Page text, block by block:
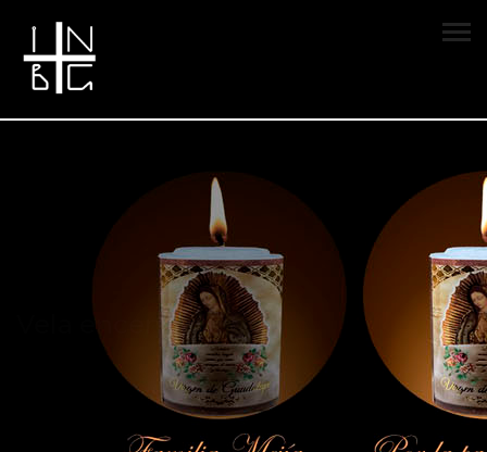
Vela encendida